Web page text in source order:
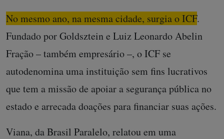
No mesmo ano, na mesma cidade, surgia o ICF.
Fundado por Goldsztein e Luiz Leonardo Abelin
Fração – também empresário –, o ICF se
autodenomina uma instituição sem fins lucrativos
que tem a missão de apoiar a segurança pública no
estado e arrecada doações para financiar suas ações.
Viana, da Brasil Paralelo, relatou em uma